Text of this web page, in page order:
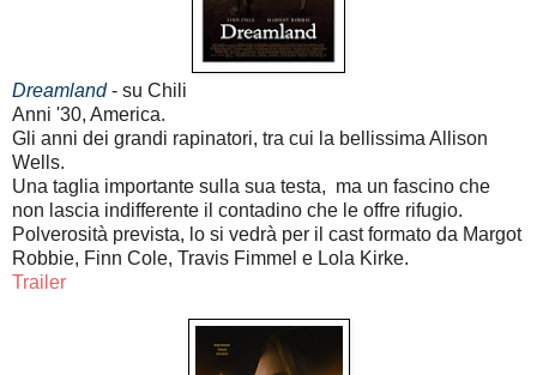
Dreamland- su Chili
Anni '30, America.
Gli anni dei grandi rapinatori, tra cui la bellissima Allison
Wells.
Una taglia importante sulla sua testa, ma un fascino che
non lascia indifferente il contadino che le offre rifugio.
Polverosità prevista, lo si vedrà per il cast formato da Margot
Robbie, Finn Cole, Travis Fimmel e Lola Kirke.
Trailer